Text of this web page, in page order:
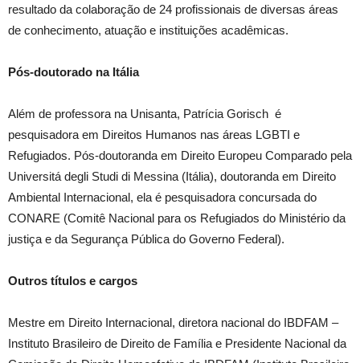
resultado da colaboração de 24 profissionais de diversas áreas
de conhecimento, atuação e instituições acadêmicas.
Pós-doutorado na Itália
Além de professora na Unisanta, Patrícia Gorisch é
pesquisadora em Direitos Humanos nas áreas LGBTI e
Refugiados. Pós-doutoranda em Direito Europeu Comparado pela
Universitá degli Studi di Messina (Itália), doutoranda em Direito
Ambiental Internacional, ela é pesquisadora concursada do
CONARE (Comitê Nacional para os Refugiados do Ministério da
justiça e da Segurança Pública do Governo Federal).
Outros títulos e cargos
Mestre em Direito Internacional, diretora nacional do IBDFAM –
Instituto Brasileiro de Direito de Família e Presidente Nacional da